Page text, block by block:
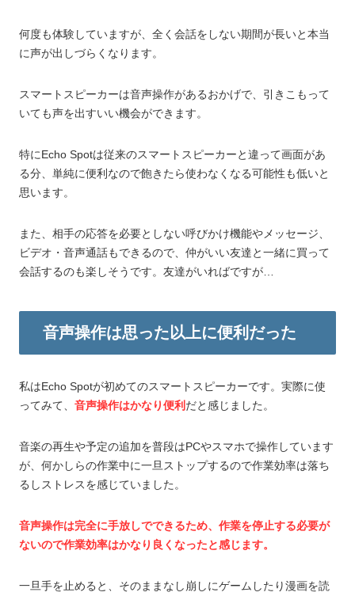
何度も体験していますが、全く会話をしない期間が長いと本当
に声が出しづらくなります。
スマートスピーカーは音声操作があるおかげで、引きこもって
いても声を出すいい機会ができます。
特にEcho Spotは従来のスマートスピーカーと違って画面があ
る分、単純に便利なので飽きたら使わなくなる可能性も低いと
思います。
また、相手の応答を必要としない呼びかけ機能やメッセージ、
ビデオ・音声通話もできるので、仲がいい友達と一緒に買って
会話するのも楽しそうです。友達がいればですが…
音声操作は思った以上に便利だった
私はEcho Spotが初めてのスマートスピーカーです。実際に使
ってみて、 音声操作はかなり便利 だと感じました。
音楽の再生や予定の追加を普段はPCやスマホで操作しています
が、何かしらの作業中に一旦ストップするので作業効率は落ち
るしストレスを感じていました。
音声操作は完全に手放しでできるため、作業を停止する必要が
ないので作業効率はかなり良くなったと感じます。
一旦手を止めると、そのままなし崩しにゲームしたり漫画を読